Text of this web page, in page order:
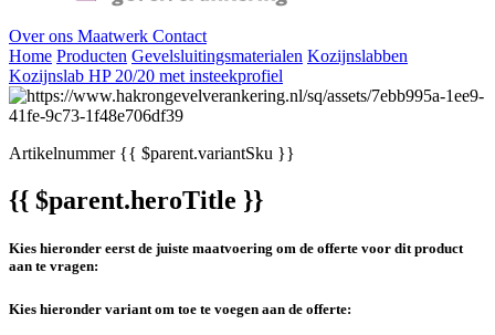
Over ons Maatwerk Contact
Home Producten Gevelsluitingsmaterialen Kozijnslabben
Kozijnslab HP 20/20 met insteekprofiel
Artikelnummer{{ $parent.variantSku }}
{{ $parent.heroTitle }}
Kies hieronder eerst de juiste maatvoering om de offerte voor dit product
aan te vragen:
Kies hieronder variant om toe te voegen aan de offerte: